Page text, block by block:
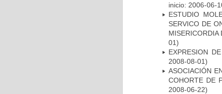
inicio: 2006-06-
ESTUDIO
SERVICO DE
01)
EXPRESION
2008-08-01)
ASOCIACIÓN
COHORTE DE
2008-06-22)